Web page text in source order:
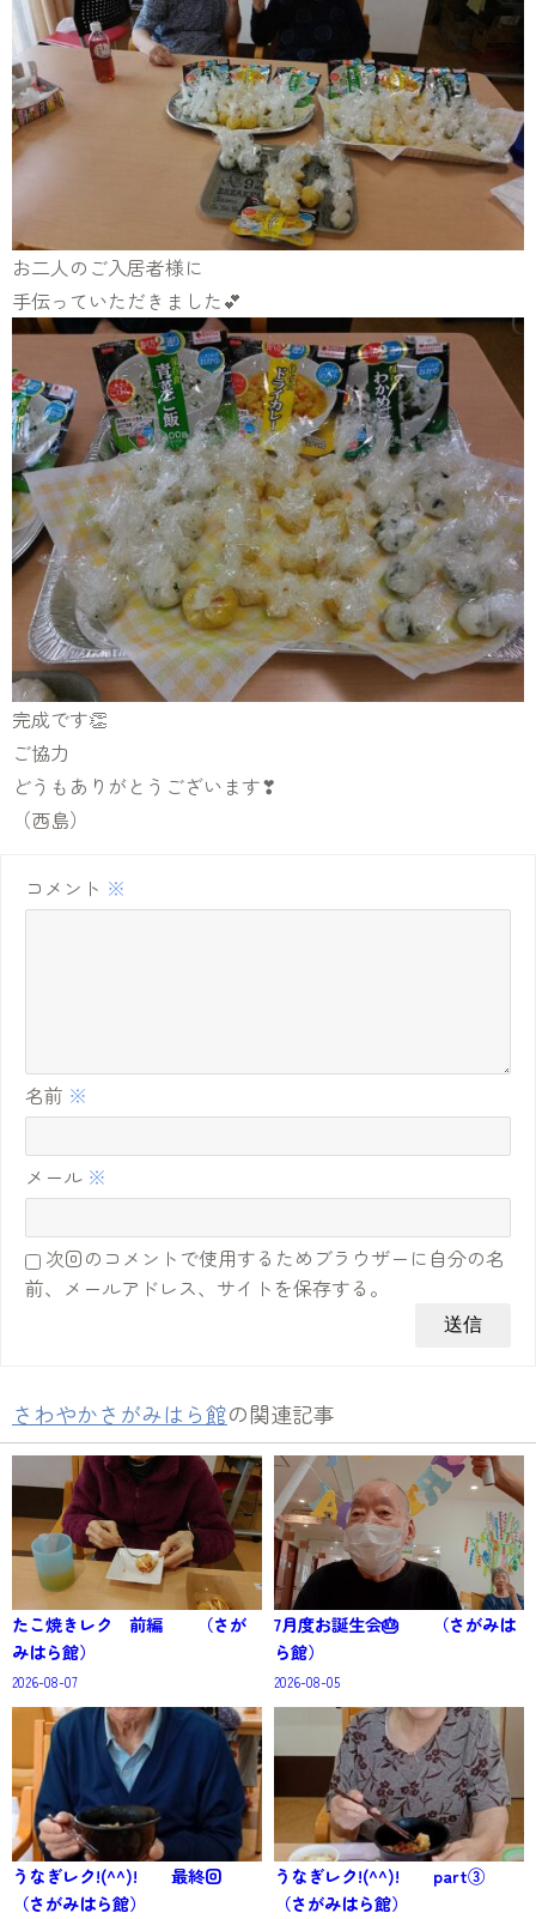
お二人のご入居者様に
手伝っていただきました💕
完成です👏
ご協力
どうもありがとうございます❣
（西島）
コメント ※
名前 ※
メール ※
次回のコメントで使用するためブラウザーに自分の名
前、メールアドレス、サイトを保存する。
さわやかさがみはら館の関連記事
たこ焼きレク 前編 （さが
みはら館）
2026-08-07
7月度お誕生会🎂 （さがみは
ら館）
2026-08-05
うなぎレク!(^^)! 最終回
（さがみはら館）
うなぎレク!(^^)! part③
（さがみはら館）